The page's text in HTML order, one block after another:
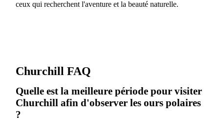
ceux qui recherchent l'aventure et la beauté naturelle.
Churchill FAQ
Quelle est la meilleure période pour visiter
Churchill afin d'observer les ours polaires
?